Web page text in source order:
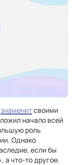
знаменитсвоими
начало всей
роль
Однако
если бы
а что-то другое.